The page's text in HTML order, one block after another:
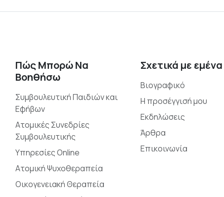
Πώς Μπορώ Να
Βοηθήσω
Συμβουλευτική Παιδιών και
Εφήβων
Ατομικές Συνεδρίες
Συμβουλευτικής
Υπηρεσίες Online
Ατομική Ψυχοθεραπεία
Οικογενειακή Θεραπεία
Σχετικά με εμένα
Βιογραφικό
Η προσέγγισή μου
Εκδηλώσεις
Άρθρα
Επικοινωνία